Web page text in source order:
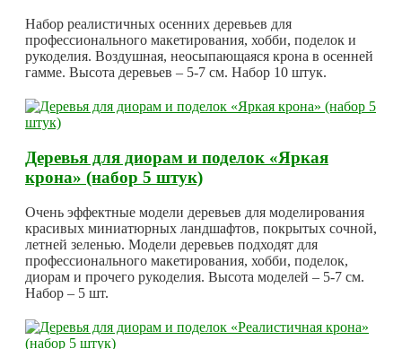
Набор реалистичных осенних деревьев для
профессионального макетирования, хобби, поделок и
рукоделия. Воздушная, неосыпающаяся крона в осенней
гамме. Высота деревьев – 5-7 см. Набор 10 штук.
Деревья для диорам и поделок «Яркая
крона» (набор 5 штук)
Очень эффектные модели деревьев для моделирования
красивых миниатюрных ландшафтов, покрытых сочной,
летней зеленью. Модели деревьев подходят для
профессионального макетирования, хобби, поделок,
диорам и прочего рукоделия. Высота моделей – 5-7 см.
Набор – 5 шт.